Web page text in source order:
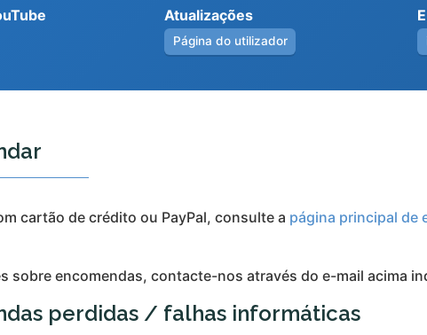
Atualizações
Página do utilizador
cartão de crédito ou PayPal, consulte a página principal de
sobre encomendas, contacte-nos através do e-mail acima
perdidas / falhas informáticas